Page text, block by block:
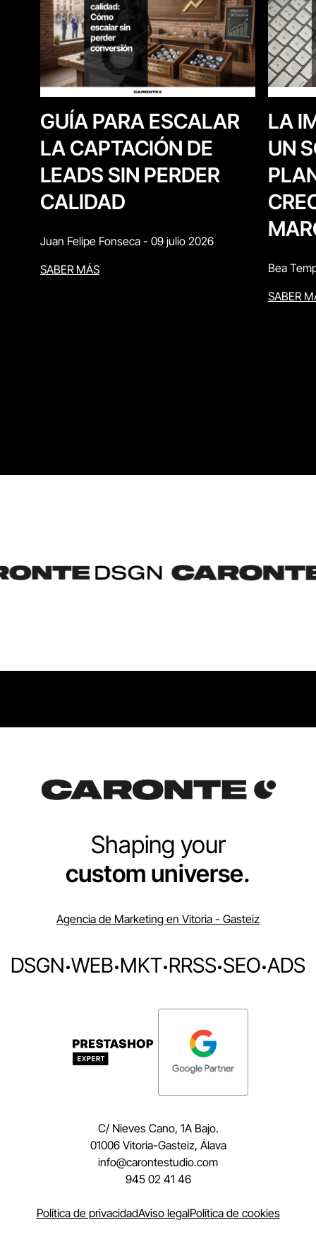
GUÍA PARA ESCALAR
LA CAPTACIÓN DE
LEADS SIN PERDER
CALIDAD
Juan Felipe Fonseca - 09 julio 2026
SABER MÁS
LA
UN
Bea
SABER
Shaping your
custom universe.
Agencia de Marketing en Vitoria - Gasteiz
DSGN·WEB·MKT·RRSS·SEO·ADS
C/ Nieves Cano, 1A Bajo.
01006 Vitoria-Gasteiz, Álava
moc.oidutsetnorac@ofni
945 02 41 46
Política de privacidadAviso legalPolítica de cookies